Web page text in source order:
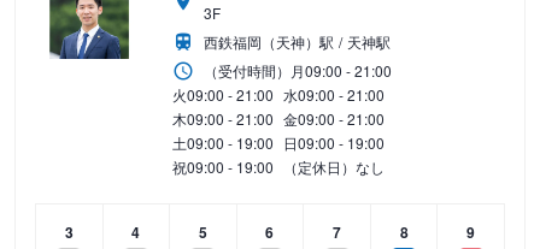
3F
西鉄福岡（天神）駅
天神駅
（受付時間） 月09:00 - 21:00
火09:00 - 21:00 水09:00 - 21:00
木09:00 - 21:00 金09:00 - 21:00
土09:00 - 19:00 日09:00 - 19:00
祝09:00 - 19:00 （定休日）なし
3
4
5
6
7
8
9